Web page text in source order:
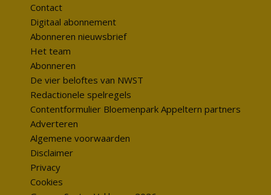
Contact
Digitaal abonnement
Abonneren nieuwsbrief
Het team
Abonneren
De vier beloftes van NWST
Redactionele spelregels
Contentformulier Bloemenpark Appeltern partners
Adverteren
Algemene voorwaarden
Disclaimer
Privacy
Cookies